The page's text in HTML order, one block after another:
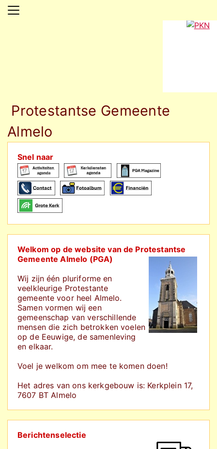
Protestantse Gemeente
Almelo
Snel naar
Welkom op de website van de Protestantse
Gemeente Almelo (PGA)
Wij zijn één pluriforme en
veelkleurige Protestante
gemeente voor heel Almelo.
Samen vormen wij een
gemeenschap van verschillende
mensen die zich betrokken voelen
op de Eeuwige, de samenleving
en elkaar.
Voel je welkom om mee te komen doen!
Het adres van ons kerkgebouw is: Kerkplein 17,
7607 BT Almelo
Berichtenselectie